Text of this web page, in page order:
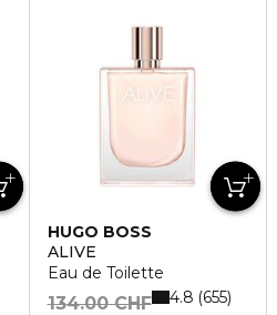
HUGO BOSS
ALIVE
Eau de Toilette
134.00 CHF 4.8 655